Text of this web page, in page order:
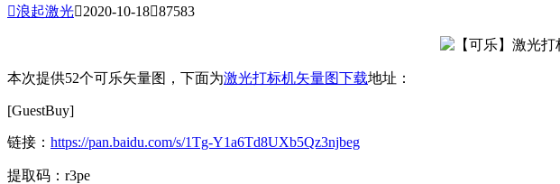
浪起激光2020-10-1887583
本次提供52个可乐矢量图，下面为激光打标机矢量图下载地址：
[GuestBuy]
链接： https://pan.baidu.com/s/1Tg-Y1a6Td8UXb5Qz3njbeg
提取码：r3pe